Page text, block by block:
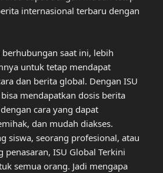
internasional terbaru dengan
saat ini, lebih
untuk tetap mendapat
dan berita global. Dengan ISU
mendapatkan dosis berita
cara yang dapat
dan mudah diakses.
siswa, seorang profesional, atau
penasaran, ISU Global Terkini
semua orang. Jadi mengapa